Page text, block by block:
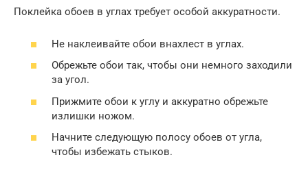
Поклейка обоев в углах требует особой аккуратности.
Не наклеивайте обои внахлест в углах.
Обрежьте обои так, чтобы они немного заходили
за угол.
Прижмите обои к углу и аккуратно обрежьте
излишки ножом.
Начните следующую полосу обоев от угла,
чтобы избежать стыков.